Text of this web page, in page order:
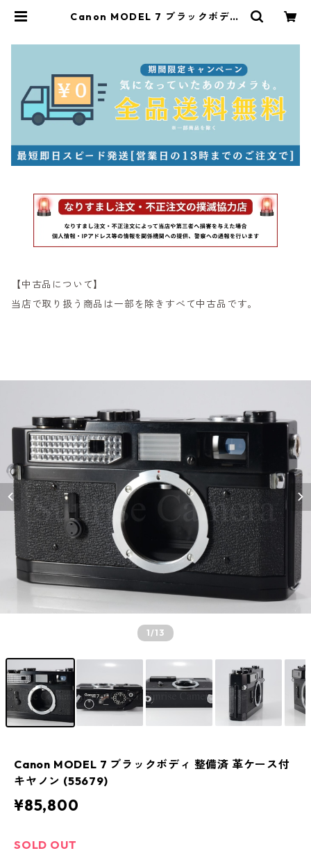
Canon MODEL 7 ブラックボディ
【中古品について】
当店で取り扱う商品は一部を除きすべて中古品です。
1/13
Canon MODEL 7 ブラックボディ 整備済 革ケース付
キヤノン (55679)
¥85,800
SOLD OUT